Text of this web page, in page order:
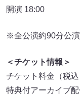
開演 18:00
※全公演約90分公
＜チケット情報＞
チケット料金（税
特典付アーカイブ